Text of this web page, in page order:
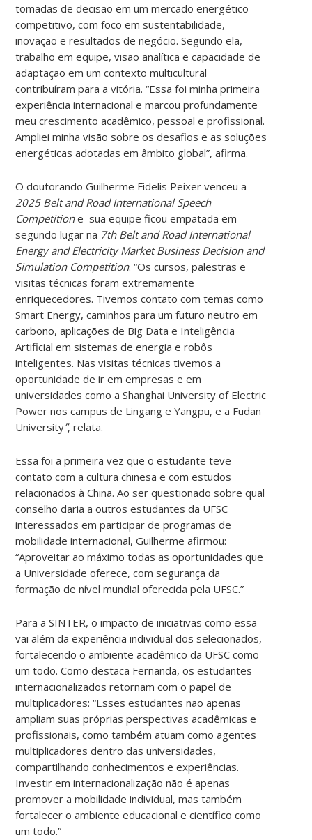
tomadas de decisão em um mercado energético
competitivo, com foco em sustentabilidade,
inovação e resultados de negócio. Segundo ela,
trabalho em equipe, visão analítica e capacidade de
adaptação em um contexto multicultural
contribuíram para a vitória.“Essa foi minha primeira
experiência internacional e marcou profundamente
meu crescimento acadêmico, pessoal e profissional.
Ampliei minha visão sobre os desafios e as soluções
energéticas adotadas em âmbito global”, afirma.
O doutorando Guilherme Fidelis Peixervenceu a
2025 Belt and Road International Speech
Competitione sua equipe ficou empatada em
segundo lugar na 7th Belt and Road International
Energy and Electricity Market Business Decision and
Simulation Competition.“Os cursos, palestras e
visitas técnicas foram extremamente
enriquecedores. Tivemos contato com temas como
Smart Energy, caminhos para um futuro neutro em
carbono, aplicações de Big Data e Inteligência
Artificial em sistemas de energia e robôs
inteligentes. Nas visitas técnicas tivemos a
oportunidade de ir em empresas e em
universidades como a Shanghai University of Electric
Power nos campus de Lingang e Yangpu, e a Fudan
University”, relata.
Essa foi a primeira vez que o estudante teve
contato com a cultura chinesa e com estudos
relacionados à China.Ao ser questionado sobre qual
conselho daria a outros estudantes da UFSC
interessados em participar de programas de
mobilidade internacional, Guilherme afirmou:
“Aproveitar ao máximo todas as oportunidades que
a Universidade oferece, com segurança da
formação de nível mundial oferecida pela UFSC.”
Para a SINTER, o impacto de iniciativas como essa
vai além da experiência individual dos selecionados,
fortalecendo o ambiente acadêmico da UFSC como
um todo. Como destaca Fernanda, os estudantes
internacionalizados retornam com opapel de
multiplicadores:“Esses estudantes não apenas
ampliam suas próprias perspectivas acadêmicas e
profissionais, como também atuam como agentes
multiplicadores dentro das universidades,
compartilhando conhecimentos e experiências.
Investir em internacionalização não é apenas
promover a mobilidade individual, mas também
fortalecer o ambiente educacional e científico como
um todo.”